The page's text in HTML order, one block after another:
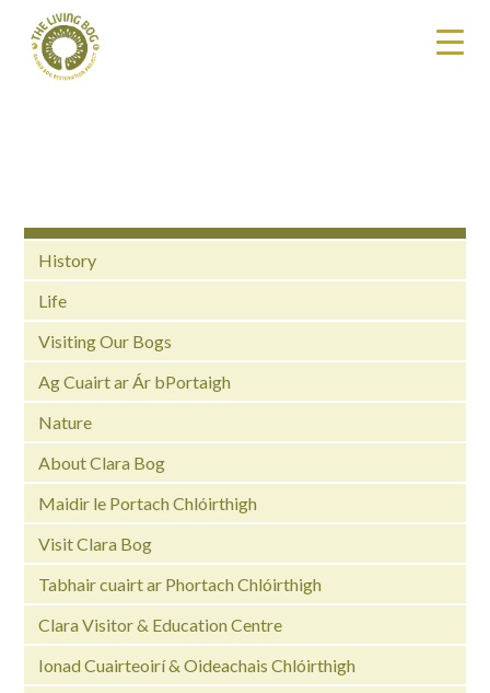
History
Life
Visiting Our Bogs
Ag Cuairt ar Ár bPortaigh
Nature
About Clara Bog
Maidir le Portach Chlóirthigh
Visit Clara Bog
Tabhair cuairt ar Phortach Chlóirthigh
Clara Visitor & Education Centre
Ionad Cuairteoirí & Oideachais Chlóirthigh